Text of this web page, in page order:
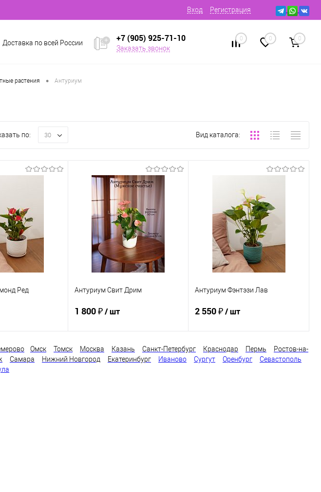
Вход Регистрация
Доставка по всей России +7 (905) 925-71-10
Заказать звонок
0 0 0
растения • Антуриум
по: 30 Вид каталога:
Ред
корзину
Антуриум Свит Дрим
1 800 ₽/ шт
В корзину
Антуриум Фэнтэзи Лав
2 550 ₽/ шт
В корзину
Омск Томск Москва Казань Санкт-Петербург Краснодар Пермь
Ростов-на-
Самара Нижний Новгород Екатеринбург Иваново Сургут Оренбург
Севастополь